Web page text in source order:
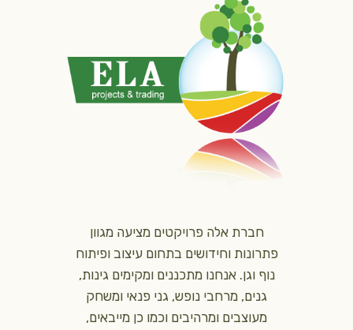
חברת אלה פרויקטים מציעה מגוון
פתרונות וחידושים בתחום עיצוב ופיתוח
נוף וגן. אנחנו מתכננים ומקימים גינות,
גנים, מרחבי נופש, גני פנאי ומשחק
מעוצבים ומרהיבים וכמו כן מייבאים,